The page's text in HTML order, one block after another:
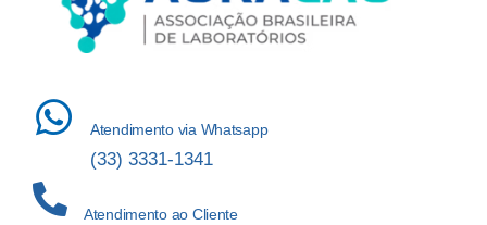
Atendimento via Whatsapp
(33) 3331-1341
Atendimento ao Cliente